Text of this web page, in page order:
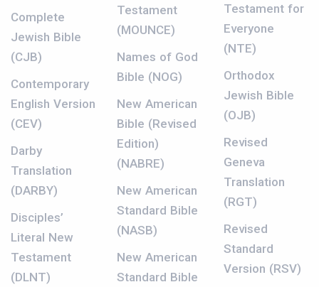
Complete
Jewish Bible
(CJB)
Contemporary
English Version
(CEV)
Darby
Translation
(DARBY)
Disciples’
Literal New
Testament
(DLNT)
Testament
(MOUNCE)
Names of God
Bible (NOG)
New American
Bible (Revised
Edition)
(NABRE)
New American
Standard Bible
(NASB)
New American
Standard Bible
Testament for
Everyone
(NTE)
Orthodox
Jewish Bible
(OJB)
Revised
Geneva
Translation
(RGT)
Revised
Standard
Version (RSV)